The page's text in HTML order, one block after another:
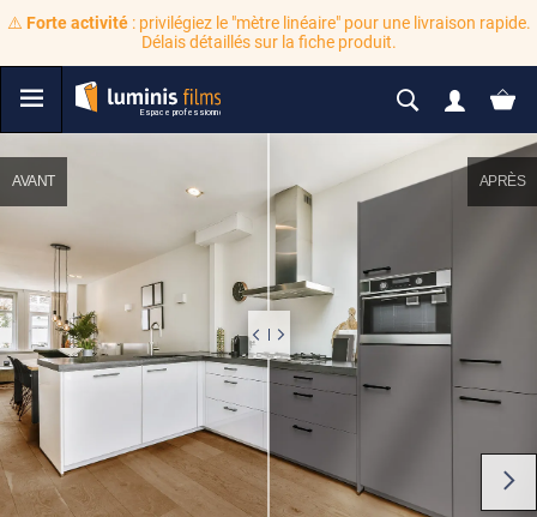
⚠️ Forte activité: privilégiez le "mètre linéaire" pour une livraison rapide.
Délais détaillés sur la fiche produit.
AVANT APRÈS